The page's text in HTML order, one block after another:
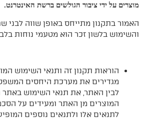
מוצרים על ידי ציבור הגולשים ברשת האינטרנט.
האמור בתקנון מתייחס באופן שווה לבני
והשימוש בלשון זכר הוא מטעמי נוחות
הוראות תקנון זה ותנאי השימוש
מגדירים את מערכת היחסים
לבין האתר, את תנאי השימוש באתר
המוצרים מן האתר ומעידים על
לתנאים אלו ולתנאים נוספים